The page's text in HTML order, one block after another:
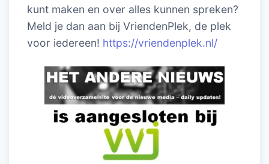
kunt maken en over alles kunnen spreken?
Meld je dan aan bij VriendenPlek, de plek
voor iedereen! https://vriendenplek.nl/